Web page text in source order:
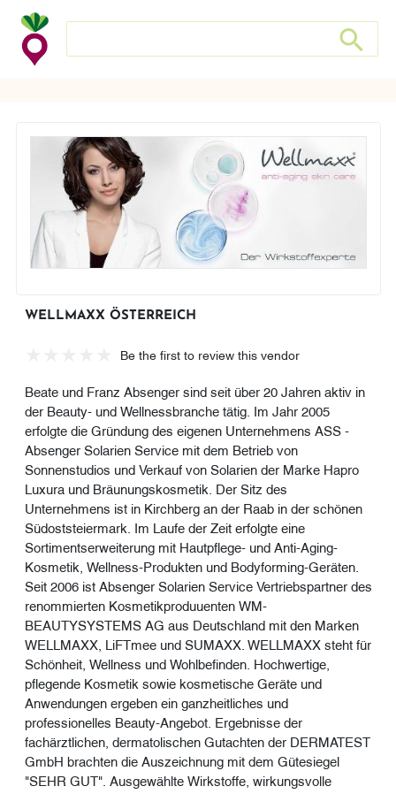
Search
WELLMAXX ÖSTERREICH
Be the first to review this vendor
Beate und Franz Absenger sind seit über 20 Jahren aktiv in
der Beauty- und Wellnessbranche tätig. Im Jahr 2005
erfolgte die Gründung des eigenen Unternehmens ASS -
Absenger Solarien Service mit dem Betrieb von
Sonnenstudios und Verkauf von Solarien der Marke Hapro
Luxura und Bräunungskosmetik. Der Sitz des
Unternehmens ist in Kirchberg an der Raab in der schönen
Südoststeiermark. Im Laufe der Zeit erfolgte eine
Sortimentserweiterung mit Hautpflege- und Anti-Aging-
Kosmetik, Wellness-Produkten und Bodyforming-Geräten.
Seit 2006 ist Absenger Solarien Service Vertriebspartner des
renommierten Kosmetikproduuenten WM-
BEAUTYSYSTEMS AG aus Deutschland mit den Marken
WELLMAXX, LiFTmee und SUMAXX. WELLMAXX steht für
Schönheit, Wellness und Wohlbefinden. Hochwertige,
pflegende Kosmetik sowie kosmetische Geräte und
Anwendungen ergeben ein ganzheitliches und
professionelles Beauty-Angebot. Ergebnisse der
fachärztlichen, dermatolischen Gutachten der DERMATEST
GmbH brachten die Auszeichnung mit dem Gütesiegel
"SEHR GUT". Ausgewählte Wirkstoffe, wirkungsvolle